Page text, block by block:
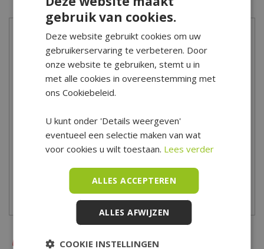
Meer informatie
Geef je tuinplanten, het gras en de moestuin de juiste voeding
voor een optimale groei en bloei! Begin met bemesten in het
voorjaar voor een goede start! Heb je advies nodig bij het kopen
je graag! Kom eens langs in ons tuincentrum voor uitgebreid
Bekijk hier onze openingstijden
gebruik van cookies.
Deze website gebruikt cookies om uw
gebruikerservaring te verbeteren. Door
onze website te gebruiken, stemt u in
met alle cookies in overeenstemming met
ons Cookiebeleid.
U kunt onder 'Details weergeven'
eventueel een selectie maken van wat
voor cookies u wilt toestaan. Lees verder
ALLES ACCEPTEREN
ALLES AFWIJZEN
COOKIE INSTELLINGEN